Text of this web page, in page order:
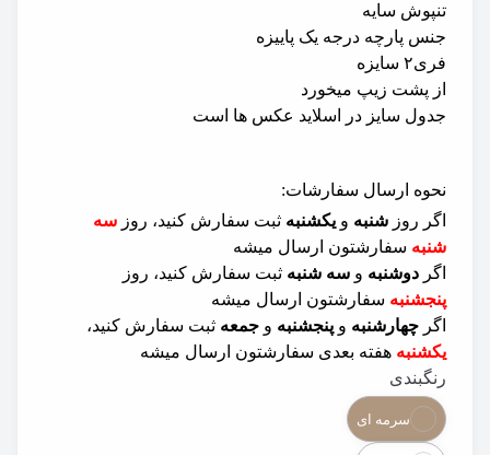
تنپوش سایه
جنس پارچه درجه یک پاییزه
فری۲ سایزه
از پشت زیپ میخورد
جدول سایز در اسلاید عکس ها است
نحوه ارسال سفارشات:
اگر روز شنبه و یکشنبه ثبت سفارش کنید، روز سه
شنبه سفارشتون ارسال میشه
اگر دوشنبه و سه شنبه ثبت سفارش کنید، روز
پنجشنبه سفارشتون ارسال میشه
اگر چهارشنبه و پنجشنبه و جمعه ثبت سفارش کنید،
یکشنبه هفته بعدی سفارشتون ارسال میشه
رنگبندی
Color
سرمه ای